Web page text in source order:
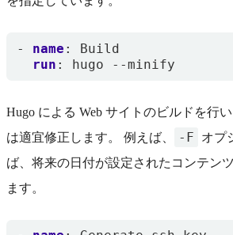
- name :
Build
run : hugo --minify
Hugo による Web サイトのビルドを行
は適宜修正します。 例えば、
-F
オプ
ば、将来の日付が設定されたコンテン
ます。